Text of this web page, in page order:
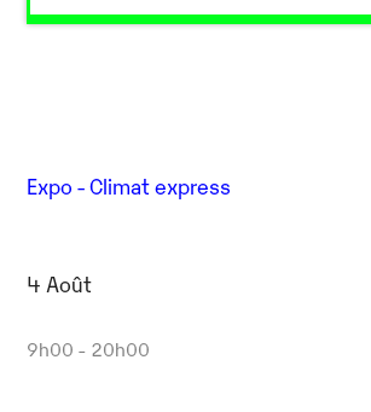
Expo - Climat express
4 Août
9h00 - 20h00